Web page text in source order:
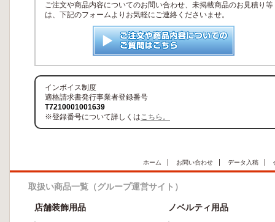
ご注文や商品内容についてのお問い合わせ、未掲載商品のお見積り等
は、下記のフォームよりお気軽にご連絡くださいませ。
インボイス制度
適格請求書発行事業者登録番号
T7210001001639
※登録番号について詳しくはこちら。
ホーム お問い合わせ データ入稿
取扱い商品一覧（グループ運営サイト）
店舗装飾用品 ノベルティ用品